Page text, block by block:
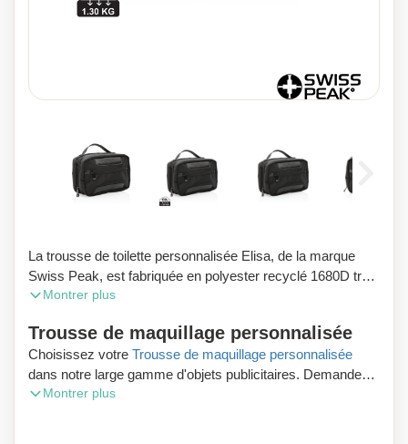
La trousse de toilette personnalisée Elisa, de la marque
Swiss Peak, est fabriquée en polyester recyclé 1680D très
résistant avec des détails en PU très chics qui donnent à
grands compartiments zippés dans lesquels vous pouvez
ranger tous vos articles de bains. Lors de la fabrication de
chacun de ces sacs, 6 litres d'eau ont déjà été économisés
et 10,14 bouteilles PET de 0,5 litre ont été réutilisées. Ce
Montrer plus
Trousse de maquillage personnalisée
Choisissez votre Trousse de maquillage personnalisée
dans notre large gamme d'objets publicitaires. Demandez
un aperçu numérique gratuit et profitez de la livraison
Montrer plus